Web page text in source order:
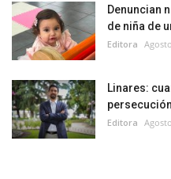
Denuncian
de niña de
Editora
Linares:
persecución
Editora